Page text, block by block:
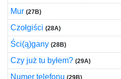
Mur (27B)
Czołgiści (28A)
Ści(ą)gany (28B)
Czy już tu byłem? (29A)
Numer telefonu (29B)